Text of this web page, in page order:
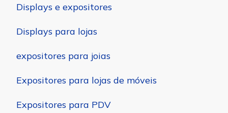
Displays e expositores
Displays para lojas
expositores para joias
Expositores para lojas de móveis
Expositores para PDV